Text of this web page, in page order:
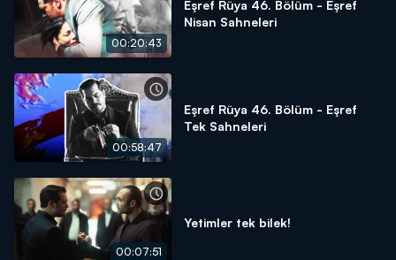
00:20:43
Eşref Rüya 46. Bölüm - Eşref
Nisan Sahneleri
00:58:47
Eşref Rüya 46. Bölüm - Eşref
Tek Sahneleri
00:07:51
Yetimler tek bilek!